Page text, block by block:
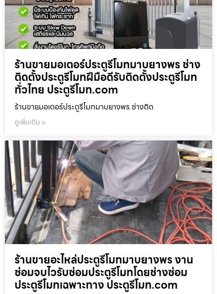
ร้านขายมอเตอร์ประตูรีโมทมาบยางพร ช่าง
ติดตั้งประตูรีโมทฝีมือดีรับติดตั้งประตูรีโมท
ทั่วไทย ประตูรีโมท.com
ร้านขายมอเตอร์ประตูรีโมทมาบยางพร ช่างติด
ดูเพิ่มเติม »
ร้านขายอะไหล่ประตูรีโมทมาบยางพร งาน
ซ่อมจบไวรับซ่อมประตูรีโมทโดยช่างซ่อม
ประตูรีโมทเฉพาะทาง ประตูรีโมท.com